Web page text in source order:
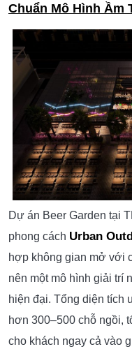
Chuẩn Mô Hình Ầm
Dự án Beer Garden tại
phong cách Urban
hợp không gian mở với
nên một mô hình giải trí
hiện đại. Tổng diện tích
hơn 300–500 chỗ ngồi,
cho khách ngay cả vào